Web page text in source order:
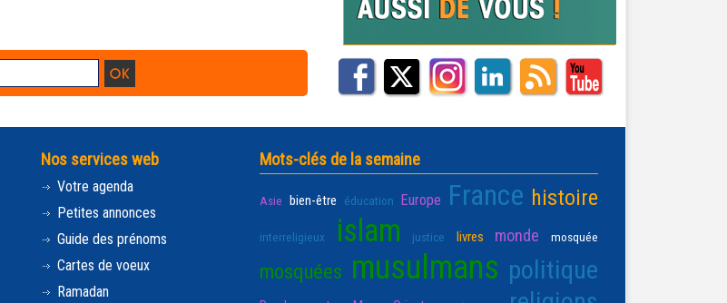
Nos services web
Votre agenda
Petites annonces
Guide des prénoms
Cartes de voeux
Ramadan
Mots-clés de la semaine
Asie bien-être éducation Europe France histoire
interreligieux islam justice livres monde mosquée
mosquées musulmans politique